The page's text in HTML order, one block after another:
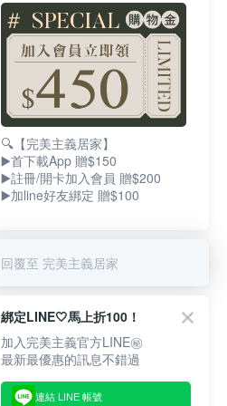
🔍【完美主義居家】
▶️首下載App 贈$150
▶️註冊/開卡加入會員 贈$200
▶️加line好友綁定 贈$100
回覆至 完美主義居家
綁定LINE🤍馬上折100！
加入完美主義官方LINE㊙
最新最優惠的訊息不錯過
連結 LINE 帳號